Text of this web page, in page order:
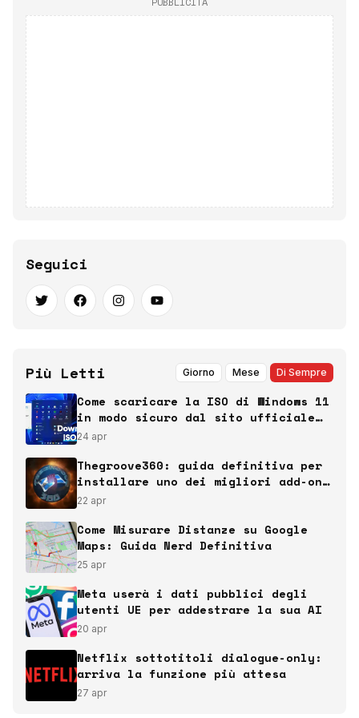
Seguici
Più Letti Giorno Mese Di Sempre
Come scaricare la ISO di Windows 11
in modo sicuro dal sito ufficiale
Microsoft
24 apr
Thegroove360: guida definitiva per
installare uno dei migliori add-on
italiani per Kodi
22 apr
Come Misurare Distanze su Google
Maps: Guida Nerd Definitiva
25 apr
Meta userà i dati pubblici degli
utenti UE per addestrare la sua AI
20 apr
Netflix sottotitoli dialogue-only:
arriva la funzione più attesa
27 apr